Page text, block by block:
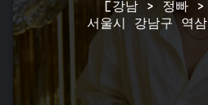
[강남 > 정빠 >
서울시 강남구 역